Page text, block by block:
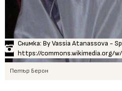
Снимка: By Vassia Atanassova -
https://commons.wikimedia.org/
Петър Берон